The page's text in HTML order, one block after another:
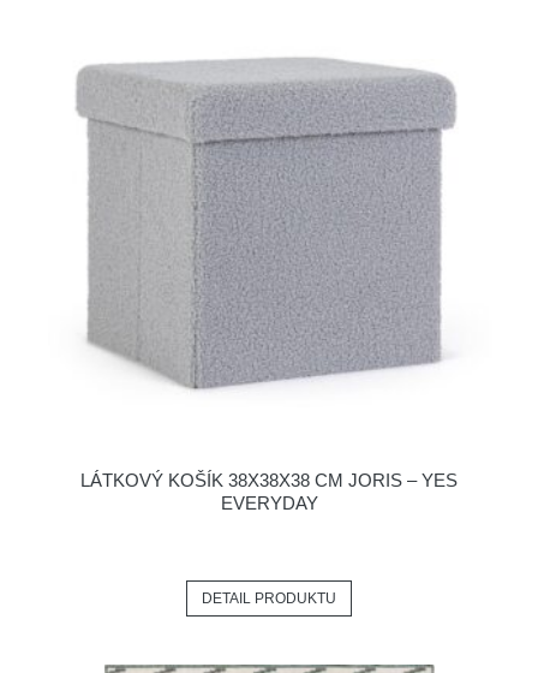
LÁTKOVÝ KOŠÍK 38X38X38 CM JORIS – YES
EVERYDAY
DETAIL PRODUKTU